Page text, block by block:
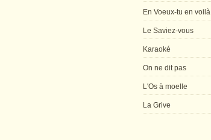
En Voeux-tu en
Le Saviez-vous
Karaoké
On ne dit pas
L'Os à moelle
La Grive